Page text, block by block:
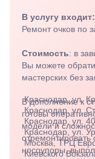
В услугу входит:
Ремонт очков по
Стоимость: в
Вы можете
мастерских без
В дополнение к
готовы
модели и
отремонтировать
носоупоры,
Краснодар, ул.
Краснодар, ул.
Краснодар, ул.
Краснодар, ул.
Москва, ТРЦ
Киевского
35
Махачкала,
Шамиля,
Анапа, ул.
Краснозеленых,
Армавир,
Мира 24
Б
Березники,
ул.